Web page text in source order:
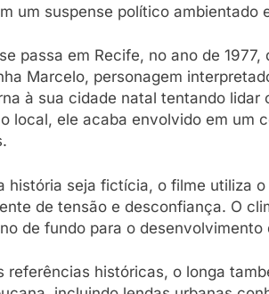
um suspense político ambientado
passa em Recife, no ano de
Marcelo, personagem
à sua cidade natal tentando
local, ele acaba envolvido em um
história seja fictícia, o filme utiliza
de tensão e desconfiança. O
de fundo para o desenvolvimento
referências históricas, o longa